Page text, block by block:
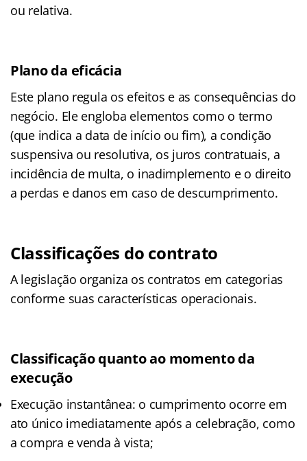
ou relativa.
Plano da eficácia
Este plano regula os efeitos e as consequências do
negócio. Ele engloba elementos como o termo
(que indica a data de início ou fim), a condição
suspensiva ou resolutiva, os juros contratuais, a
incidência de multa, o inadimplemento e o direito
a perdas e danos em caso de descumprimento.
Classificações do contrato
A legislação organiza os contratos em categorias
conforme suas características operacionais.
Classificação quanto ao momento da
execução
Execução instantânea: o cumprimento ocorre em
ato único imediatamente após a celebração, como
a compra e venda à vista;